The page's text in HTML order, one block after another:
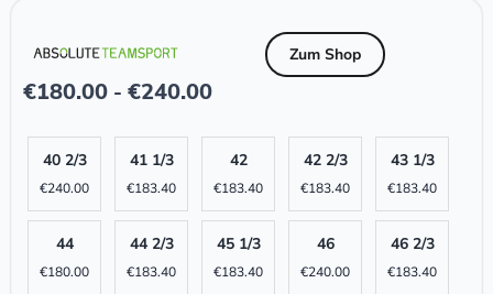
€180.00 - €240.00
Zum Shop
40 2/3
€240.00
41 1/3
€183.40
42
€183.40
42 2/3
€183.40
43 1/3
€183.40
44
€180.00
44 2/3
€183.40
45 1/3
€183.40
46
€240.00
46 2/3
€183.40